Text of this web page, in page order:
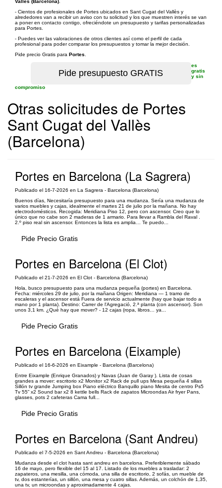
Vallès (Barcelona)
- Cientos de profesionales de Portes ubicados en Sant Cugat del Vallès y
alrededores van a recibir un aviso con tu solicitud y los que muestren interés se van
a poner en contacto contigo, ofreciéndote un presupuesto y tarifas personalizadas
para Portes.
- Puedes ver las valoraciones de otros clientes así como el perfil de cada
profesional para poder comparar los presupuestos y tomar la mejor decisión.
Pide precio Gratis para Portes
es
gratis
y sin
compromiso
Otras solicitudes de Portes
Sant Cugat del Vallès
(Barcelona)
Portes en Barcelona (La Sagrera)
Publicado el 16-7-2026 en La Sagrera - Barcelona (Barcelona)
Buenos días, Necesitaría presupuesto para una mudanza. Sería una mudanza de
varios muebles y cajas, idealmente el martes 21 de julio por la mañana. No hay
electrodomésticos. Recogida: Meridiana Piso 12, pero con ascensor. Creo que lo
único que no cabe son 2 maderas de 1 armario. Para llevar a Rambla del Raval .
2.º piso real sin ascensor. Entonces la lista es amplia… Te puedo...
Pide Precio Gratis
Portes en Barcelona (El Clot)
Publicado el 21-7-2026 en El Clot - Barcelona (Barcelona)
Hola, busco presupuesto para una mudanza pequeña (portes) en Barcelona.
Fecha: miércoles 29 de julio, por la mañana Origen: Meridiana — 1 tramo de
escaleras y el ascensor está Fuera de servicio actualmente (hay que bajar todo a
mano por 1 planta). Destino: Carrer de l'Agregació, 2.ª planta (con ascensor). Son
unos 3,1 km. ¿Qué hay que mover? - 12 cajas (ropa, libros… ya...
Pide Precio Gratis
Portes en Barcelona (Eixample)
Publicado el 16-6-2026 en Eixample - Barcelona (Barcelona)
Entre Eixample (Enrique Granados) y Navas (Juan de Garay ). Lista de cosas
grandes a mover: escritorio x2 Monitor x2 Rack de pull ups Mesa pequeña 4 sillas
Sillón tv grande Jumping box Piano eléctrico Banquillo piano Mesita de centro Ps5
Tv 55” x2 Sound bar x2 8 kettle bells Rack de zapatos Microondas Air fryer Pans,
glasses, pots 2 cafeteras Cama full...
Pide Precio Gratis
Portes en Barcelona (Sant Andreu)
Publicado el 7-5-2026 en Sant Andreu - Barcelona (Barcelona)
Mudanza desde el clot hasta sant andreu en barcelona. Preferiblemente sábado
16 de mayo, pero flexible del 15 al 17. Listado de los muebles a trasladar: 2
zapateros, una mesilla, una cómoda, una silla de escritorio, 2 sofás, un mueble de
tv, dos estanterías, un sillón, una mesa y cuatro sillas. Además, un colchón de 1,35,
una tv, un microondas y aproximadamente 4 cajas.